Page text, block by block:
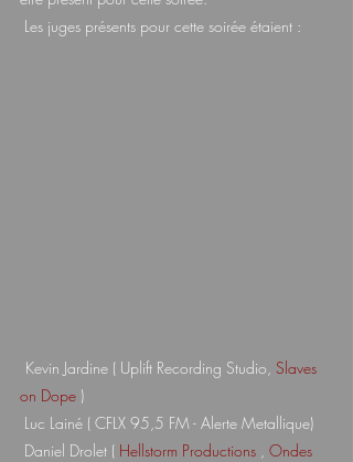
Les juges présents pour cette soirée étaient :
Kevin Jardine ( Uplift Recording Studio, Slaves
on Dope )
Luc Lainé ( CFLX 95,5 FM - Alerte Metallique)
Daniel Drolet ( Hellstorm Productions
Ondes